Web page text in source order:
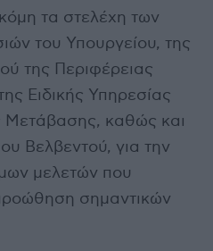
τα στελέχη των
του Υπουργείου, της
της Περιφέρειας
Ειδικής Υπηρεσίας
Μετάβασης, καθώς και
Βελβεντού, για την
μελετών που
σημαντικών